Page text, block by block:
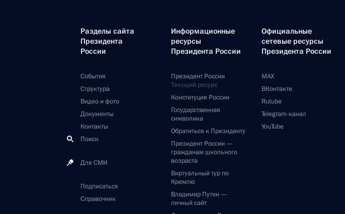
Разделы сайта
Президента
России
События
Структура
Видео и фото
Документы
Контакты
Поиск
Для СМИ
Подписаться
Справочник
Информационные
ресурсы
Президента России
Президент России
Текущий ресурс
Конституция России
Государственная
символика
Обратиться к Президенту
Президент России —
гражданам школьного
возраста
Виртуальный тур по
Кремлю
Владимир Путин —
личный сайт
Официальные
сетевые ресурсы
Президента России
MAX
ВКонтакте
Rutube
Telegram-канал
YouTube